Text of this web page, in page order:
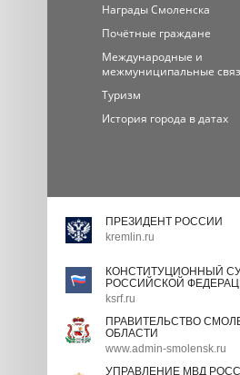
Награды Смоленска
Почётные граждане
Международные и
межмуниципальные
Туризм
История города в датах
ПРЕЗИДЕНТ РОССИИ
kremlin.ru
КОНСТИТУЦИОННЫЙ
РОССИЙСКОЙ
ksrf.ru
ПРАВИТЕЛЬСТВО
ОБЛАСТИ
www.admin-smolensk.ru
УПРАВЛЕНИЕ МВД